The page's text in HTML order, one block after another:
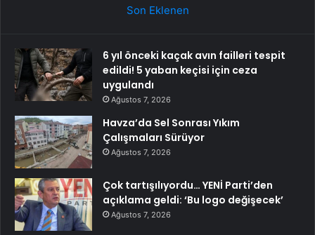
Son Eklenen
6 yıl önceki kaçak avın failleri tespit
edildi! 5 yaban keçisi için ceza
uygulandı
Ağustos 7, 2026
Havza’da Sel Sonrası Yıkım
Çalışmaları Sürüyor
Ağustos 7, 2026
Çok tartışılıyordu… YENİ Parti’den
açıklama geldi: ‘Bu logo değişecek’
Ağustos 7, 2026